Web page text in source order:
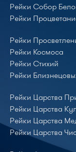
Рейки Собор
Рейки
Рейки
Рейки Космоса
Рейки Стихий
Рейки
Рейки Царства
Рейки Царства
Рейки Царства
Рейки Царства